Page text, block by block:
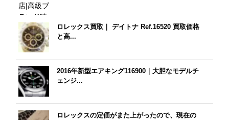
ロレックス買取｜ デイトナ Ref.16520 買取価格
と高...
2016年新型エアキング116900｜大胆なモデルチ
ェンジ...
ロレックスの定価がまた上がったので、現在の